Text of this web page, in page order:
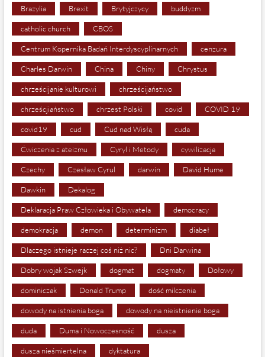
Brazylia Brexit Brytyjczycy buddyzm
catholic church CBOS
Centrum Kopernika Badań Interdyscyplinarnych cenzura
Charles Darwin China Chiny Chrystus
chrześcijanie kulturowi chrześcijaństwo
chrześcjiaństwo chrzest Polski covid COVID 19
covid19 cud Cud nad Wisłą cuda
Ćwiczenia z ateizmu Cyryl i Metody cywilizacja
Czechy Czesław Cyrul darwin David Hume
Dawkin Dekalog
Deklaracja Praw Człowieka i Obywatela democracy
demokracja demon determinizm diabeł
Dlaczego istnieje raczej coś niż nic? Dni Darwina
Dobry wojak Szwejk dogmat dogmaty Dołowy
dominiczak Donald Trump dość milczenia
dowody na istnienia boga dowody na nieistnienie boga
duda Duma i Nowoczesność dusza
dusza nieśmiertelna dyktatura